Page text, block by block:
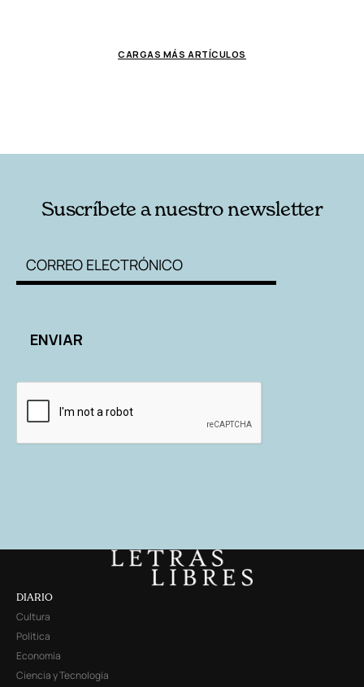
CARGAS MÁS ARTÍCULOS
Suscríbete a nuestro newsletter
DIARIO
Cultura
Política
Economía
Ciencia y Tecnología